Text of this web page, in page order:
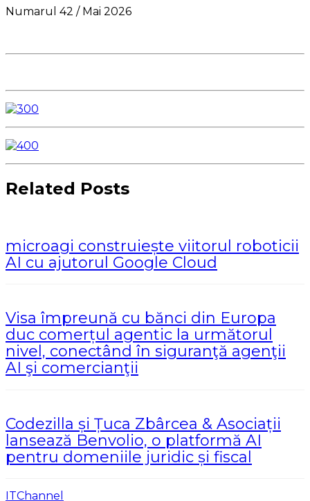
Numarul 42 / Mai 2026
Related Posts
microagi construiește viitorul roboticii
AI cu ajutorul Google Cloud
Visa împreună cu bănci din Europa
duc comerțul agentic la următorul
nivel, conectând în siguranţă agenţii
AI şi comercianţii
Codezilla și Țuca Zbârcea & Asociații
lansează Benvolio, o platformă AI
pentru domeniile juridic și fiscal
ITChannel